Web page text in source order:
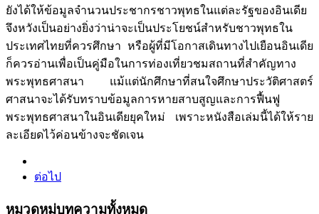
ยังได้ให้ข้อมูลจำนวนประชากรชาวพุทธในแต่ละรัฐของอินเดีย
จึงหวังเป็นอย่างยิ่งว่าน่าจะเป็นประโยชน์สำหรับชาวพุทธใน
ประเทศไทยที่ควรศึกษา หรือผู้ที่มีโอกาสเดินทางไปเยือนอินเดีย
ก็ควรอ่านเพื่อเป็นคู่มือในการท่องเที่ยวชมสถานที่สำคัญทาง
พระพุทธศาสนา แม้แต่นักศึกษาที่สนใจศึกษาประวัติศาสตร์
ศาสนาจะได้รับทราบข้อมูลการหายสาบสูญและการฟื้นฟู
พระพุทธศาสนาในอินเดียยุคใหม่ เพราะหนังสือเล่มนี้ได้ให้ราย
ละเอียดไว้ค่อนข้างจะชัดเจน
ต่อไป
หมวดหมู่บทความทั้งหมด